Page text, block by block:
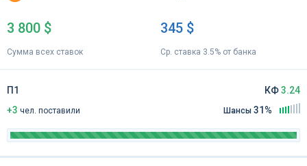
3 800 $
Сумма всех ставок
345 $
Ср. ставка 3.5% от банка
П1
+3 чел. поставили
КФ3.24
Шансы 31%